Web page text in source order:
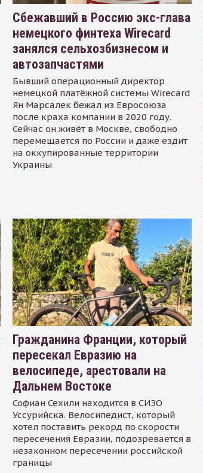
Сбежавший в Россию экс-глава
немецкого финтеха Wirecard
занялся сельхозбизнесом и
автозапчастями
Бывший операционный директор
немецкой платёжной системы Wirecard
Ян Марсалек бежал из Евросоюза
после краха компании в 2020 году.
Сейчас он живёт в Москве, свободно
перемещается по России и даже ездит
на оккупированные территории
Украины
Гражданина Франции, который
пересекал Евразию на
велосипеде, арестовали на
Дальнем Востоке
Софиан Сехили находится в СИЗО
Уссурийска. Велосипедист, который
хотел поставить рекорд по скорости
пересечения Евразии, подозревается в
незаконном пересечении российской
границы